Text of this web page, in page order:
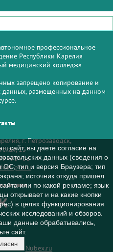
профессиональное
Республики Карелия
медицинский колледж»
запрещено копирование и
данных, размещенных на данном
г. Петрозаводск,
15
ptz.ru
сети
сайтов Nubex.ru
сайт, вы даете согласие на
данных (сведения о
ОС; тип и версия Браузера; тип
источник откуда пришел
или по какой рекламе; язык
открывает и на какие кнопки
в целях функционирования
исследований и обзоров.
данные обрабатывались,
сайт.